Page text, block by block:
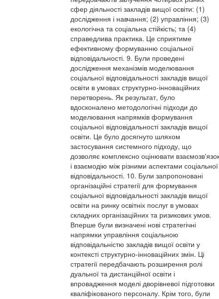
сфер діяльності закладів вищої освіти: (1)
дослідження і навчання; (2) управління; (3)
екологічна та соціальна стійкість; та (4)
справедлива практика. Це сприятиме
ефективному формуванню соціальної
відповідальності. 9. Були проведені
дослідження механізмів моделювання
соціальної відповідальності закладів вищої
освіти в умовах структурно-інноваційних
перетворень. Як результат, було
вдосконалено методологічні підходи до
моделювання напрямків формування
соціальної відповідальності закладів вищої
освіти. Це було досягнуто шляхом
застосування системного підходу, що
дозволяє комплексно оцінювати
і взаємодію між різними аспектами соціальної
відповідальності. 10. Були запропоновані
організаційні стратегії для формування
соціальної відповідальності закладів вищої
освіти на ринку освітніх послуг в умовах
складних організаційних та ризикових умов.
Вперше були визначені нові стратегічні
напрямки управління соціальною
відповідальністю закладів вищої освіти у
контексті структурно-інноваційних змін. Ці
стратегії передбачають розширення ролі
дуальної та дистанційної освіти і
впровадження моделі дворівневої підготовки
кваліфікованого персоналу. Крім того, були